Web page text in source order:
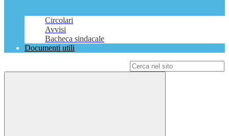
Circolari
Avvisi
Bacheca sindacale
Documenti utili